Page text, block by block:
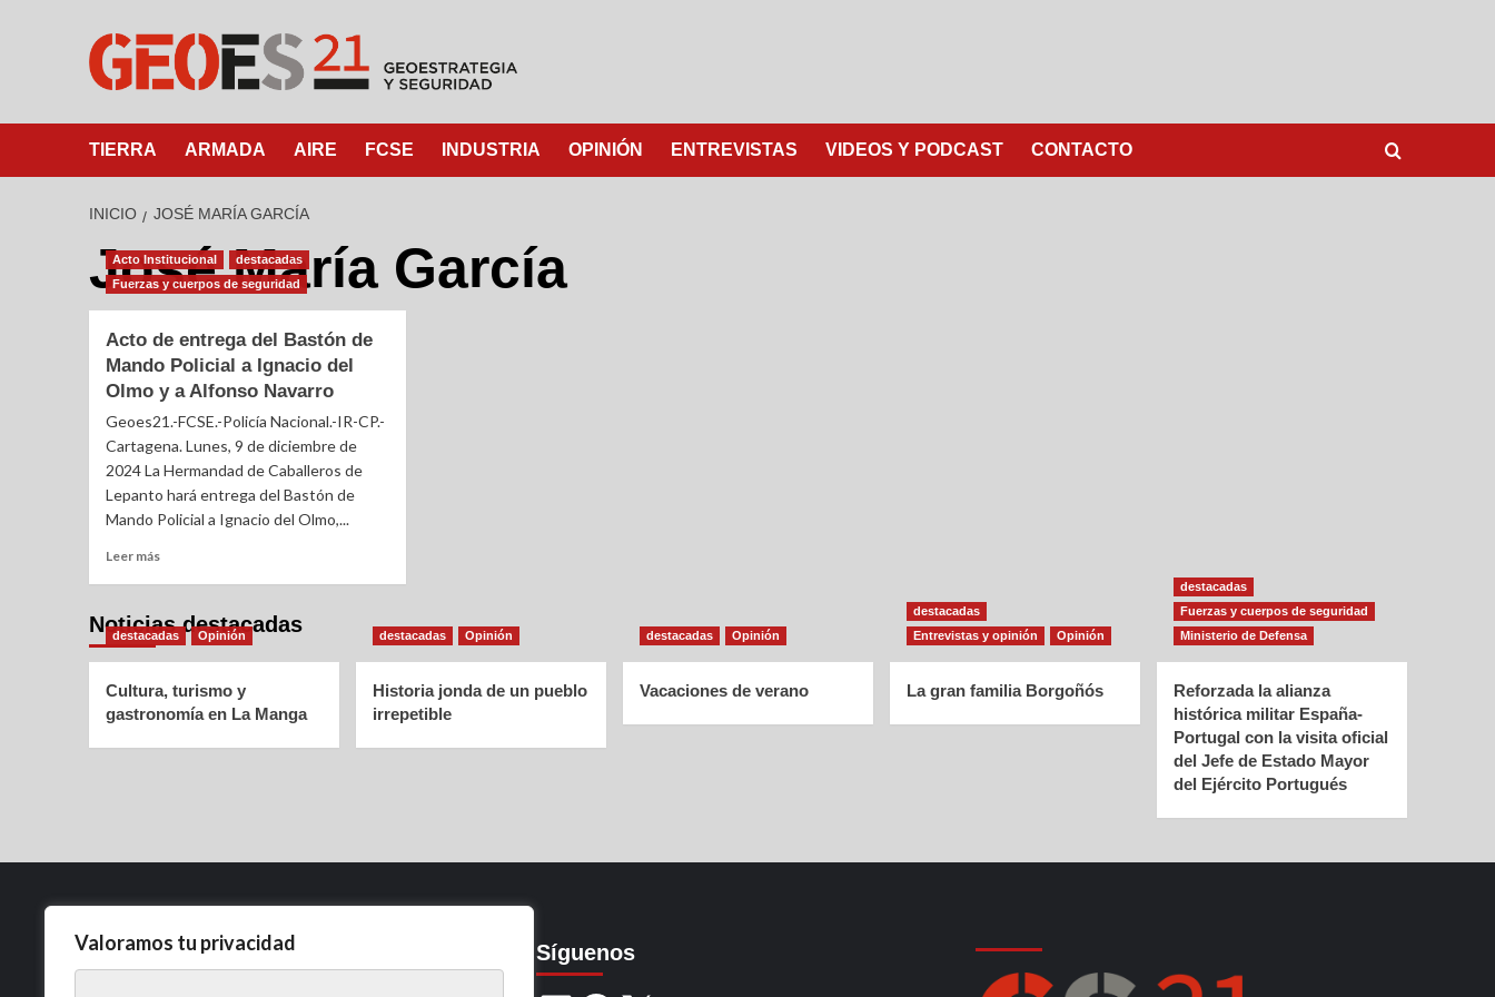
Valoramos tu privacidad
TIERRA ARMADA AIRE FCSE INDUSTRIA OPINIÓN ENTREVISTAS VIDEOS Y PODCAST CONTACTO
INICIO JOSÉ MARÍA GARCÍA
José María García
Acto Institucional
destacadas
Fuerzas y cuerpos de seguridad
Acto de entrega del Bastón de
Mando Policial a Ignacio del
Olmo y a Alfonso Navarro
Geoes21.-FCSE.-Policía Nacional.-IR-CP.-
Cartagena. Lunes, 9 de diciembre de
2024 La Hermandad de Caballeros de
Lepanto hará entrega del Bastón de
Mando Policial a Ignacio del Olmo,...
Leer más
Noticias destacadas
destacadas Opinión
Cultura, turismo y
gastronomía en La Manga
destacadas Opinión
Historia jonda de un pueblo
irrepetible
destacadas Opinión
Vacaciones de verano
destacadas
Entrevistas y opinión
Opinión
La gran familia Borgoñós
destacadas
Fuerzas y cuerpos de seguridad
Ministerio de Defensa
Reforzada la alianza
histórica militar España-
Portugal con la visita oficial
del Jefe de Estado Mayor
del Ejército Portugués
Política de Privacidad
Aviso Legal
Síguenos